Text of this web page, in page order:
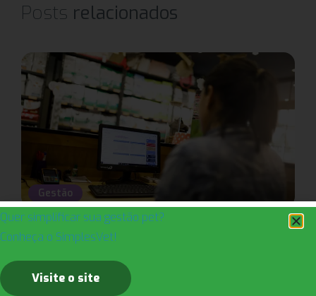
Posts relacionados
Gestão
Dicas práticas de como fazer a gestão de um pet
shop!
Quer simplificar sua gestão pet?
Conheça o SimplesVet!
Visite o site